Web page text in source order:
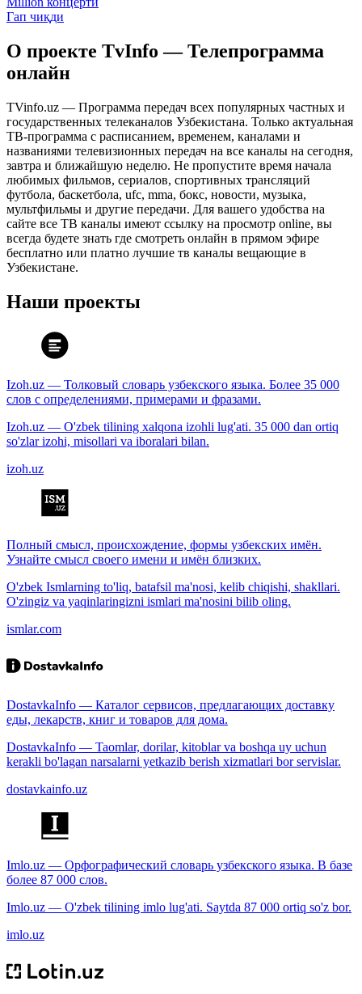
Гап чиқди
О проекте TvInfo — Телепрограмма
онлайн
TVinfo.uz — Программа передач всех популярных частных и
государственных телеканалов Узбекистана. Только актуальная
ТВ-программа с расписанием, временем, каналами и
названиями телевизионных передач на все каналы на сегодня,
завтра и ближайшую неделю. Не пропустите время начала
любимых фильмов, сериалов, спортивных трансляций
футбола, баскетбола, ufc, mma, бокс, новости, музыка,
мультфильмы и другие передачи. Для вашего удобства на
сайте все ТВ каналы имеют ссылку на просмотр online, вы
всегда будете знать где смотреть онлайн в прямом эфире
бесплатно или платно лучшие тв каналы вещающие в
Узбекистане.
Наши проекты
Izoh.uz — Толковый словарь узбекского языка. Более 35 000
слов с определениями, примерами и фразами.
Izoh.uz — O'zbek tilining xalqona izohli lug'ati. 35 000 dan ortiq
so'zlar izohi, misollari va iboralari bilan.
izoh.uz
Полный смысл, происхождение, формы узбекских имён.
Узнайте смысл своего имени и имён близких.
O'zbek Ismlarning to'liq, batafsil ma'nosi, kelib chiqishi, shakllari.
O'zingiz va yaqinlaringizni ismlari ma'nosini bilib oling.
ismlar.com
DostavkaInfo — Каталог сервисов, предлагающих доставку
еды, лекарств, книг и товаров для дома.
DostavkaInfo — Taomlar, dorilar, kitoblar va boshqa uy uchun
kerakli bo'lagan narsalarni yetkazib berish xizmatlari bor servislar.
dostavkainfo.uz
Imlo.uz — Орфографический словарь узбекского языка. В базе
более 87 000 слов.
Imlo.uz — O'zbek tilining imlo lug'ati. Saytda 87 000 ortiq so'z bor.
imlo.uz